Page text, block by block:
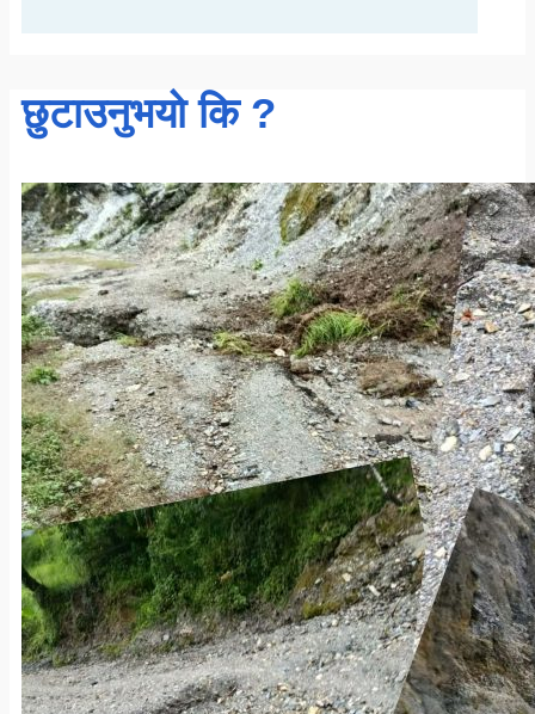
छुटाउनुभयो कि ?